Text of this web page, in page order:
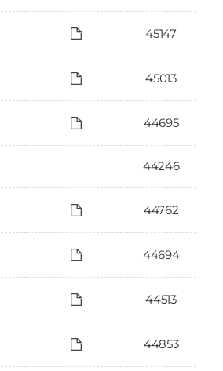
45147
45013
44695
44246
44762
44694
44513
44853